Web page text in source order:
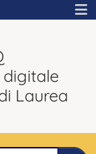
digitale
Laurea